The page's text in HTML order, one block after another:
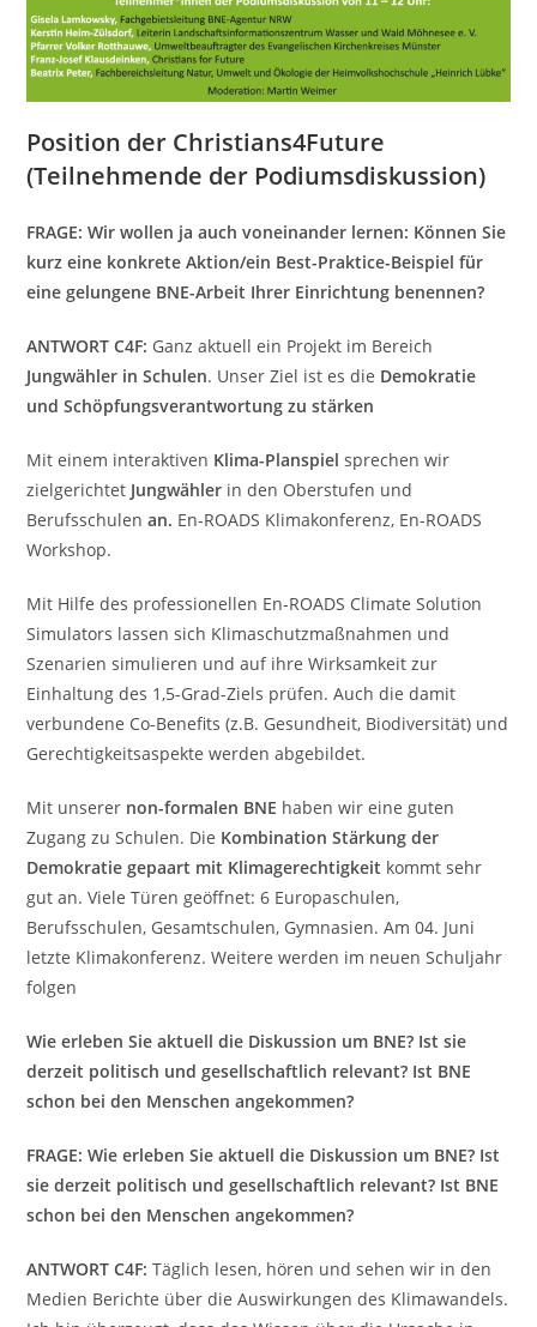
Position der Christians4Future
(Teilnehmende der Podiumsdiskussion)
FRAGE: Wir wollen ja auch voneinander lernen: Können Sie
kurz eine konkrete Aktion/ein Best-Praktice-Beispiel für
eine gelungene BNE-Arbeit Ihrer Einrichtung benennen?
ANTWORT C4F: Ganz aktuell ein Projekt im Bereich
Jungwähler in Schulen. Unser Ziel ist es die Demokratie
und Schöpfungsverantwortung zu stärken
Mit einem interaktiven Klima-Planspiel sprechen wir
zielgerichtet Jungwähler in den Oberstufen und
Berufsschulenan. En-ROADS Klimakonferenz, En-ROADS
Workshop.
Mit Hilfe des professionellen En-ROADS Climate Solution
Simulators lassen sich Klimaschutzmaßnahmen und
Szenarien simulieren und auf ihre Wirksamkeit zur
Einhaltung des 1,5-Grad-Ziels prüfen. Auch die damit
verbundene Co-Benefits (z.B. Gesundheit, Biodiversität) und
Gerechtigkeitsaspekte werden abgebildet.
Mit unserer non-formalen BNE haben wir eine guten
Zugang zu Schulen. Die Kombination Stärkung der
Demokratie gepaart mit Klimagerechtigkeit kommt sehr
gut an. Viele Türen geöffnet: 6 Europaschulen,
Berufsschulen, Gesamtschulen, Gymnasien. Am 04. Juni
letzte Klimakonferenz. Weitere werden im neuen Schuljahr
folgen
Wie erleben Sie aktuell die Diskussion um BNE? Ist sie
derzeit politisch und gesellschaftlich relevant? Ist BNE
schon bei den Menschen angekommen?
FRAGE: Wie erleben Sie aktuell die Diskussion um BNE? Ist
sie derzeit politisch und gesellschaftlich relevant? Ist BNE
schon bei den Menschen angekommen?
ANTWORT C4F:Täglich lesen, hören und sehen wir in den
Medien Berichte über die Auswirkungen des Klimawandels.